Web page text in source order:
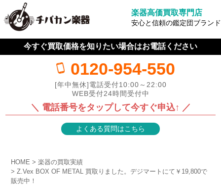
楽器高価買取専門店
安心と信頼の鑑定団ブランド
今すぐ買取価格を知りたい場合はお電話ください
0120-954-550
[年中無休]電話受付10:00～22:00
WEB受付24時間受付中
＼ 電話番号をタップして今すぐ申込↑ ／
よくある質問はこちら
HOME
楽器の買取実績
Z.Vex BOX OF METAL 買取りました。デジマートにて￥19,800で
販売中！